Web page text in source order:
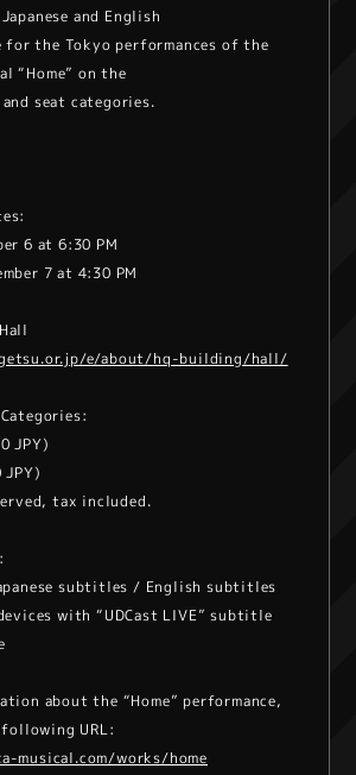
and English
for the Tokyo performances of the
“Home” on the
seat categories.
6 at 6:30 PM
7 at 4:30 PM
e/about/hq-building/hall/
JPY)
JPY)
tax included.
subtitles / English subtitles
with “UDCast LIVE” subtitle
about the “Home” performance,
URL:
musical.com/works/home